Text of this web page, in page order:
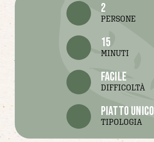
2
PERSONE
15
MINUTI
facile
DIFFICOLTÀ
piatto unico
TIPOLOGIA